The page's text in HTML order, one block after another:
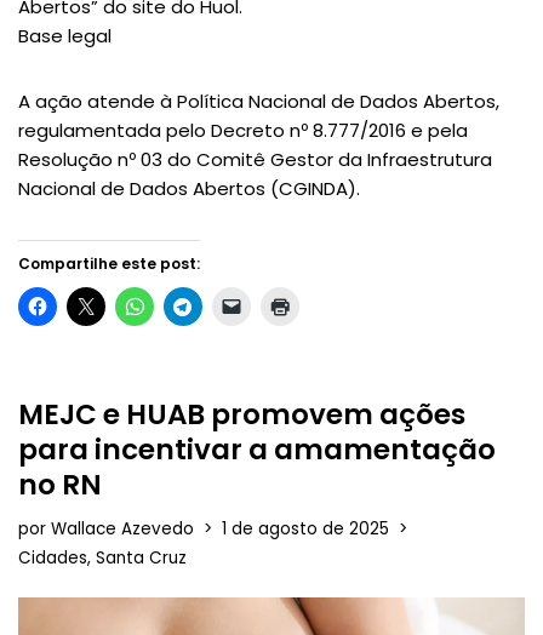
Abertos” do site do Huol.
Base legal
A ação atende à Política Nacional de Dados Abertos,
regulamentada pelo Decreto nº 8.777/2016 e pela
Resolução nº 03 do Comitê Gestor da Infraestrutura
Nacional de Dados Abertos (CGINDA).
Compartilhe este post:
MEJC e HUAB promovem ações
para incentivar a amamentação
no RN
por Wallace Azevedo
1 de agosto de 2025
Cidades, Santa Cruz